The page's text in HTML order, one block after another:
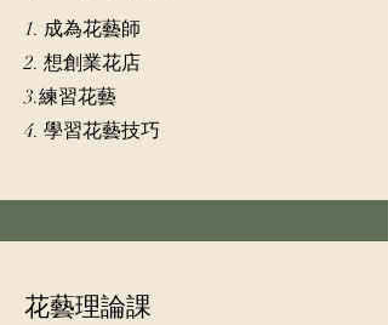
1. 成為花藝師
2. 想創業花店
3.練習花藝
4. 學習花藝技巧
花藝理論課